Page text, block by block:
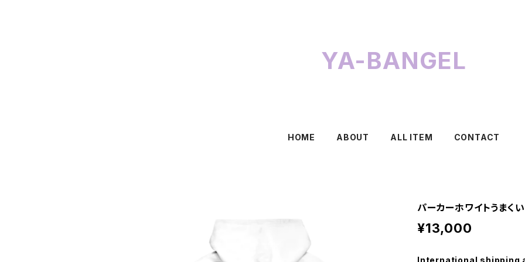
YA-BANGEL
HOME ABOUT ALL ITEM CONTACT
パーカーホワイトうまくい
¥13,000
International shipping